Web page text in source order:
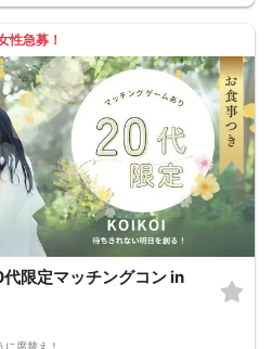
最少催行人数を下回った場合は、中止と
上からとなっております。
キャンセル等によって変動がある場合がご
少催行人数を下回った場合に限り、「中
性急募！
代限定マッチングコン in
席替え！